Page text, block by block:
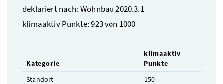
deklariert nach: Wohnbau 2020.3.1
klimaaktiv Punkte: 923 von 1000
Kategorie
klimaaktiv
Punkte
Standort
150